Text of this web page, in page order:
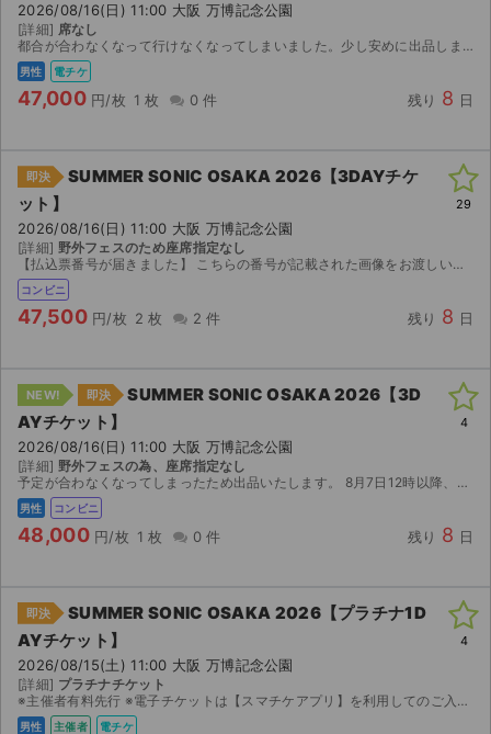
2026/08/16(日) 11:00 大阪 万博記念公園
[詳細] 席なし
都合が合わなくなって行けなくなってしまいました。少し安めに出品します。購入後速やかに手続きします。 イープラスで購入しました。
男性 電チケ
47,000 円/枚 1 枚 0 件 残り 8 日
即決
SUMMER SONIC OSAKA 2026【3DAYチケ
ット】
2026/08/16(日) 11:00 大阪 万博記念公園
[詳細] 野外フェスのため座席指定なし
【払込票番号が届きました】 こちらの番号が記載された画像をお渡しいたしますので、セブンイレブンで「インターネット決済です」と伝え、チケットをお受け取りください。 店頭発券手数料のみ必要になります...
コンビニ
47,500 円/枚 2 枚 2 件 残り 8 日
29
NEW! 即決
SUMMER SONIC OSAKA 2026【3D
AYチケット】
2026/08/16(日) 11:00 大阪 万博記念公園
[詳細] 野外フェスの為、座席指定なし
予定が合わなくなってしまったため出品いたします。 8月7日12時以降、ローソンでチケットと引換えが可能です。 ※公演が中止となった場合のみ、手数料を差し引いた金額を返金いたします。 取引確定...
男性 コンビニ
48,000 円/枚 1 枚 0 件 残り 8 日
4
即決
SUMMER SONIC OSAKA 2026【プラチナ1D
AYチケット】
2026/08/15(土) 11:00 大阪 万博記念公園
[詳細] プラチナチケット
※主催者有料先行 ※電子チケットは【スマチケアプリ】を利用してのご入場となりますので、アプリのダウンロードをお願い致します。 ダウンロード期間になりましたら、取引連絡へスマチケ受取用ＵＲＬの...
男性 主催者 電チケ
4